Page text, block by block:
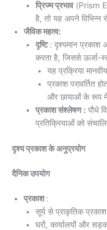
प्रिज्म प्रभाव(Prism
है, तो यह अपने विभिन्न
जैविक महत्व:
दृष्टि: दृश्यमान प्रकाश
करता है, जिससे ऊर्जा-
यह प्रक्रिया
प्रकाश परावर्तित
और छायाओं के रूप में
प्रकाश संश्लेषण : पौधे
प्रतिक्रियाओं को
दृश्य प्रकाश के अनुप्रयोग
दैनिक उपयोग
प्रकाश:
सूर्य से प्राकृतिक प्रकाश
घरों, कार्यालयों और